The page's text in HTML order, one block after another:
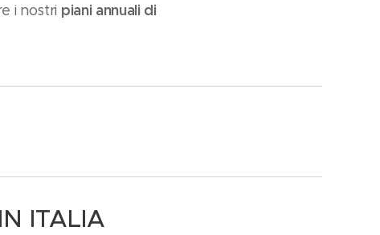
i nostri piani annuali di
ITALIA